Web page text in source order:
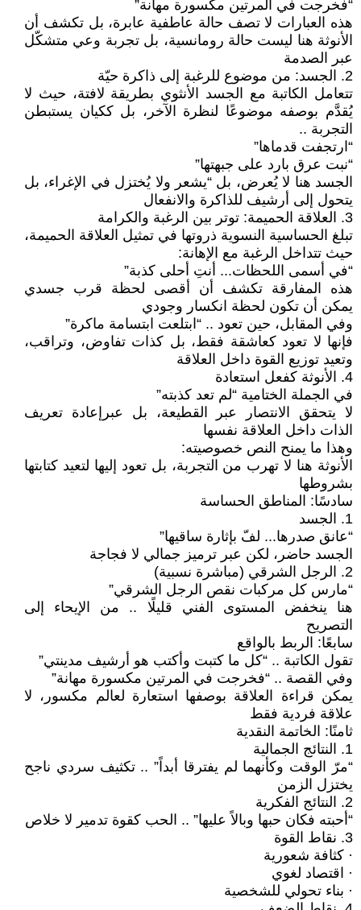
“فخرجت في المرتين مكسورة مهانة”
هذه العبارات لا تصف حالة عاطفية عابرة، بل تكشف أن
الأنوثة هنا ليست حالة رومانسية، بل تجربة وعي متشكّل
عبر الصدمة
2. الجسد: من موضوع للرغبة إلى ذاكرة حيّة
تتعامل الكاتبة مع الجسد الأنثوي بطريقة لافتة، حيث لا
يُقدَّم بوصفه موضوعًا لنظرة الآخر، بل ككيان يستبطن
التجربة ..
“ارتجفت قدماها”
“نبت عرق بارد على جبهتها”
الجسد هنا لا يُعرض، بل “يشعر ولا يُختزل في الإغراء، بل
يتحول إلى أرشيف للذاكرة والانفعال
3. العلاقة الحميمة: توتر بين الرغبة والكرامة
تبلغ الحساسية النسوية ذروتها في تمثيل العلاقة الحميمة،
حيث تتداخل الرغبة مع الإهانة:
“في أسمى اللحظات... أنتِ أحلى كذبة”
هذه المفارقة تكشف أن أقصى لحظة قرب جسدي
يمكن أن تكون لحظة انكسار وجودي
وفي المقابل، حين تعود .. “ابتلعت ابتسامة ماكرة”
فإنها لا تعود كعاشقة فقط، بل كذات تفاوض، وتراقب،
وتعيد توزيع القوة داخل العلاقة
4. الأنوثة كفعل استعادة
في الجملة الختامية “لم تعد كذبته”
لا يتحقق الانتصار عبر القطيعة، بل عبرإعادة تعريف
الذات داخل العلاقة نفسها
وهذا ما يمنح النص خصوصيته:
الأنوثة هنا لا تهرب من التجربة، بل تعود إليها لتعيد كتابتها
بشروطها
سادسًا: المناطق الحساسة
1. الجسد
“عانق صدرها... لفّ بإثارة ساقيها”
الجسد حاضر، لكن عبر ترميز جمالي لا فجاجة
2. الرجل الشرقي (مباشرة نسبية)
“مارس كل مركبات نقص الرجل الشرقي”
هنا ينخفض المستوى الفني قليلًا .. من الإيحاء إلى
التصريح
سابعًا: الربط بالواقع
تقول الكاتبة .. “كل ما كتبت وأكتب هو أرشيف مدينتي”
وفي القصة .. “فخرجت في المرتين مكسورة مهانة”
يمكن قراءة العلاقة بوصفها استعارة لعالم مكسور، لا
علاقة فردية فقط
ثامنًا: الخاتمة النقدية
1. النتائج الجمالية
“مرّ الوقت وكأنهما لم يفترقا أبداً” .. تكثيف سردي ناجح
يختزل الزمن
2. النتائج الفكرية
“أحبته فكان حبها وبالاً عليها” .. الحب كقوة تدمير لا خلاص
3. نقاط القوة
· كثافة شعورية
· اقتصاد لغوي
· بناء تحولي للشخصية